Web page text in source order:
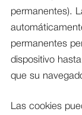
permanentes).
permanentes
dispositivo
que su
Las cookies